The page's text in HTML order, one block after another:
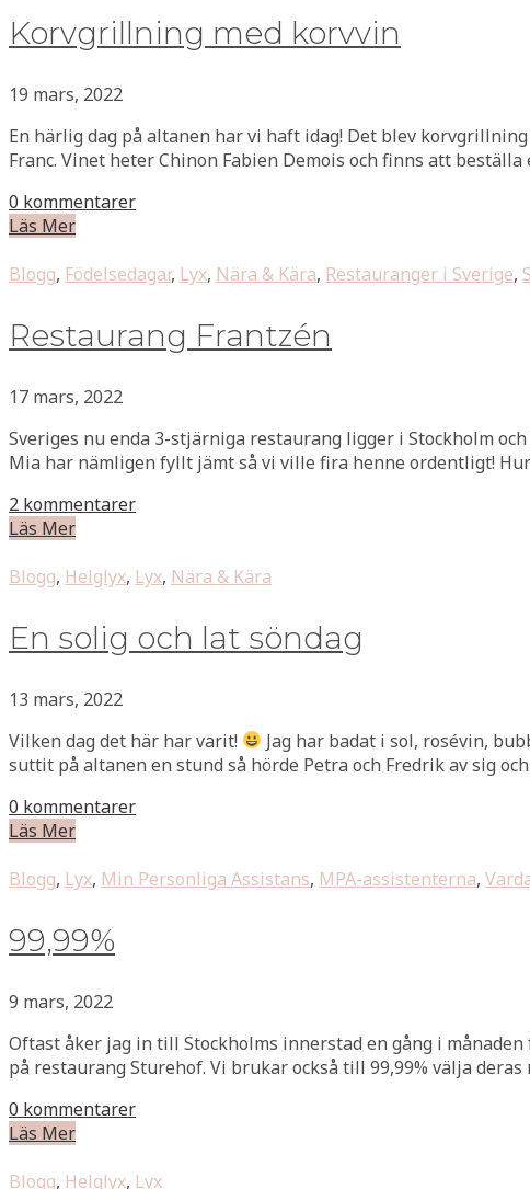
Korvgrillning med korvvin
19 mars, 2022
En härlig dag på altanen har vi haft idag! Det blev
Franc. Vinet heter Chinon Fabien Demois och finns att beställa
0 kommentarer
Läs Mer
Blogg, Födelsedagar, Lyx, Nära & Kära, Restauranger i Sverige,
Restaurang Frantzén
17 mars, 2022
Sveriges nu enda 3-stjärniga restaurang ligger i Stockholm
Mia har nämligen fyllt jämt så vi ville fira henne ordentligt!
2 kommentarer
Läs Mer
Blogg, Helglyx, Lyx, Nära & Kära
En solig och lat söndag
13 mars, 2022
Vilken dag det här har varit!
Jag har badat i sol, rosévin,
suttit på altanen en stund så hörde Petra och Fredrik av sig
0 kommentarer
Läs Mer
Blogg, Lyx, Min Personliga Assistans, MPA-assistenterna,
99,99%
9 mars, 2022
Oftast åker jag in till Stockholms innerstad en gång i
på restaurang Sturehof. Vi brukar också till 99,99% välja
0 kommentarer
Läs Mer
Blogg, Helglyx, Lyx